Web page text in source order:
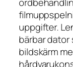
uppgifter.
bärbar dator
bildskärm